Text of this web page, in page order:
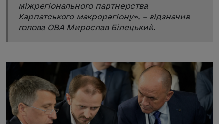
міжрегіонального партнерства
Карпатського макрорегіону», – відзначив
голова ОВА Мирослав Білецький.